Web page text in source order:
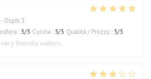
- Ospiti 5
: 5/5 Cucina : 5/5 Qualità / Prezzo : 5/5
friendly waiters.